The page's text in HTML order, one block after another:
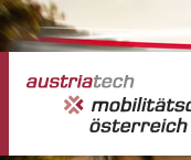
Direkt zum Inhalt